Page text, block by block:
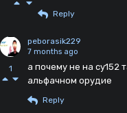
Reply
1
peborasik229
7 months ago
а почему не на су152
альфачном орудие
Reply